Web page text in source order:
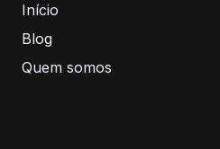
Início
Blog
Quem somos